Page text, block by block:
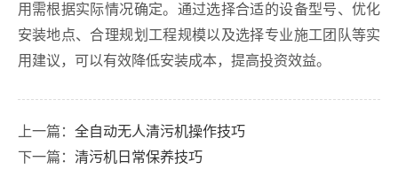
用需根据实际情况确定。通过选择合适的设备型号、优化
安装地点、合理规划工程规模以及选择专业施工团队等实
用建议，可以有效降低安装成本，提高投资效益。
上一篇： 全自动无人清污机操作技巧
下一篇： 清污机日常保养技巧